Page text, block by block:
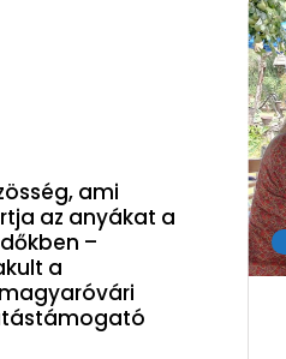
ami
az anyákat a
–
a